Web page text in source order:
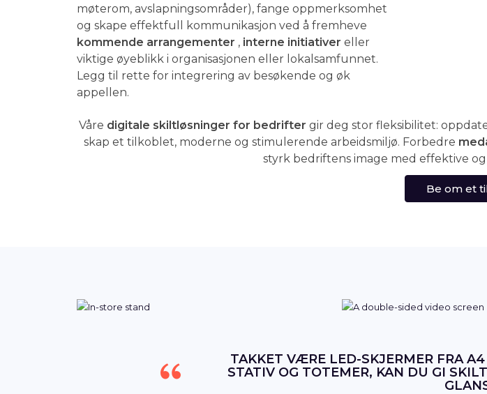
møterom, avslapningsområder), fange oppmerksomhet
og skape effektfull kommunikasjon ved å fremheve
kommende arrangementer , interne initiativer eller
viktige øyeblikk i organisasjonen eller lokalsamfunnet.
Legg til rette for integrering av besøkende og øk
appellen.
Våre digitale skiltløsninger for bedrifter gir deg stor fleksibilitet:
skap et tilkoblet, moderne og stimulerende arbeidsmiljø. Forbedre
styrk bedriftens image med effektive
Be om et
TAKKET VÆRE LED-SKJERMER FRA
STATIV OG TOTEMER, KAN DU GI